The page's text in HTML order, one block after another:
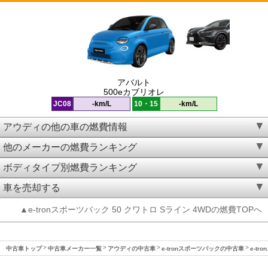
アバルト
500eカブリオレ
JC08 -km/L 10・15 -km/L
アウディの他の車の燃費情報
他のメーカーの燃費ランキング
ボディタイプ別燃費ランキング
車を売却する
▲e-tronスポーツバック 50 クワトロ Sライン 4WDの燃費TOPへ
中古車トップ 中古車メーカー一覧 アウディの中古車 e-tronスポーツバックの中古車 e-tron